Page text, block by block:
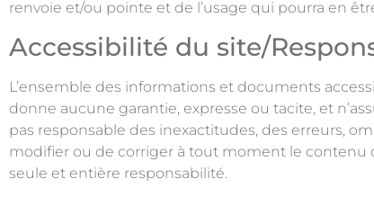
renvoie et/ou pointe et de l’usage qui pourra en
Accessibilité du site/
L’ensemble des informations et documents
donne aucune garantie, expresse ou tacite, et
pas responsable des inexactitudes, des erreurs,
modifier ou de corriger à tout moment le contenu
seule et entière responsabilité.